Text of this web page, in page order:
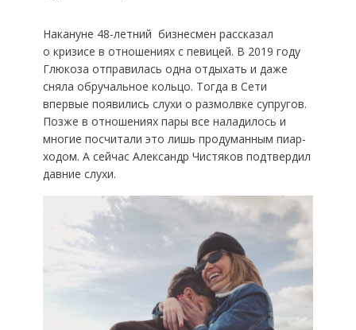
Накануне 48-летний бизнесмен рассказал
о кризисе в отношениях с певицей. В 2019 году
Глюкоза отправилась одна отдыхать и даже
сняла обручальное кольцо. Тогда в Сети
впервые появились слухи о размолвке супругов.
Позже в отношениях пары все наладилось и
многие посчитали это лишь продуманным пиар-
ходом. А сейчас Александр Чистяков подтвердил
давние слухи.